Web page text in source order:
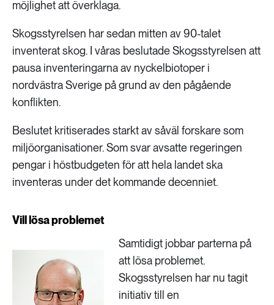
möjlighet att överklaga.
Skogsstyrelsen har sedan mitten av 90-talet
inventerat skog. I våras beslutade Skogsstyrelsen att
pausa inventeringarna av nyckelbiotoper i
nordvästra Sverige på grund av den pågående
konflikten.
Beslutet kritiserades starkt av såväl forskare som
miljöorganisationer. Som svar avsatte regeringen
pengar i höstbudgeten för att hela landet ska
inventeras under det kommande decenniet.
Vill lösa problemet
Samtidigt jobbar parterna på
att lösa problemet.
Skogsstyrelsen har nu tagit
initiativ till en